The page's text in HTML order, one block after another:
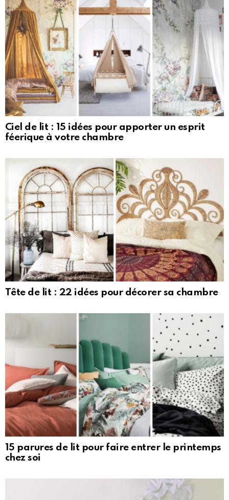
Ciel de lit : 15 idées pour apporter un esprit
féerique à votre chambre
Tête de lit : 22 idées pour décorer sa chambre
15 parures de lit pour faire entrer le printemps
chez soi